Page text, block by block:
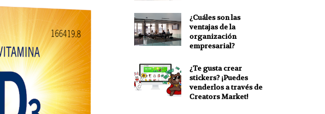
¿Cuáles son las
ventajas de la
organización
empresarial?
¿Te gusta crear
stickers? ¡Puedes
venderlos a través de
Creators Market!